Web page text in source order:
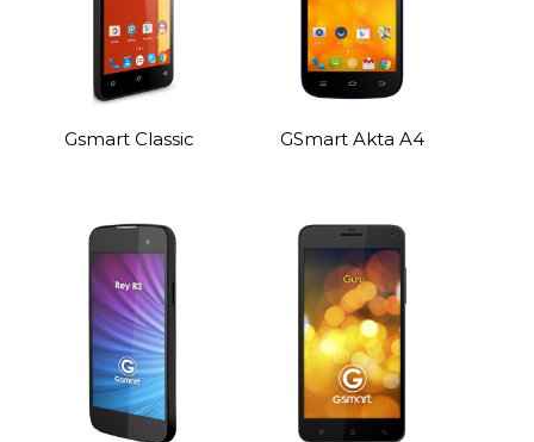
Gsmart Classic GSmart Akta A4